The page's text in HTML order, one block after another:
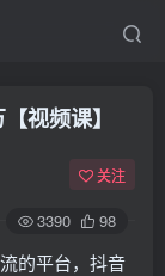
视频课】
关注
3390 98
的平台，抖音